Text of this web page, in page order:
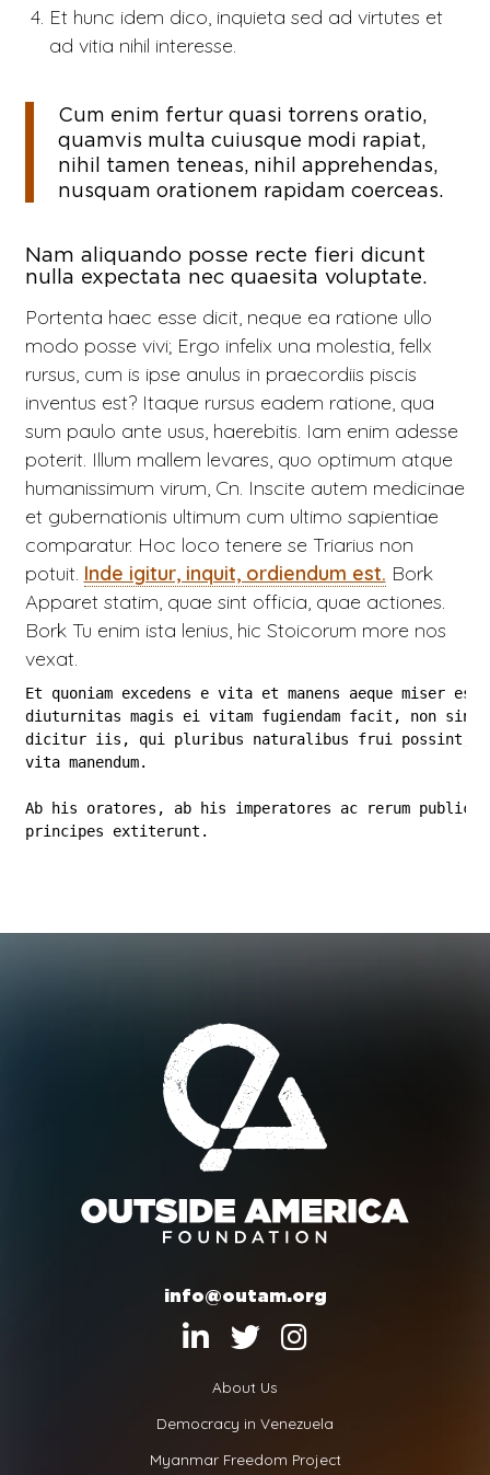
Et hunc idem dico, inquieta sed ad virtutes et
ad vitia nihil interesse.
Cum enim fertur quasi torrens oratio,
quamvis multa cuiusque modi rapiat,
nihil tamen teneas, nihil apprehendas,
nusquam orationem rapidam coerceas.
Nam aliquando posse recte fieri dicunt
nulla expectata nec quaesita voluptate.
Portenta haec esse dicit, neque ea ratione ullo
modo posse vivi; Ergo infelix una molestia, fellx
rursus, cum is ipse anulus in praecordiis piscis
inventus est? Itaque rursus eadem ratione, qua
sum paulo ante usus, haerebitis. Iam enim adesse
poterit. Illum mallem levares, quo optimum atque
humanissimum virum, Cn. Inscite autem medicinae
et gubernationis ultimum cum ultimo sapientiae
comparatur. Hoc loco tenere se Triarius non
potuit. Inde igitur, inquit, ordiendum est. Bork
Apparet statim, quae sint officia, quae actiones.
BorkTu enim ista lenius, hic Stoicorum more nos
vexat.
Et quoniam excedens e vita et manens aeque miser est
diuturnitas magis ei vitam fugiendam facit, non sine
dicitur iis, qui pluribus naturalibus frui possint,
vita manendum.
Ab his oratores, ab his imperatores ac rerum
About Us
Democracy in Venezuela
Myanmar Freedom Project
info@outam.org